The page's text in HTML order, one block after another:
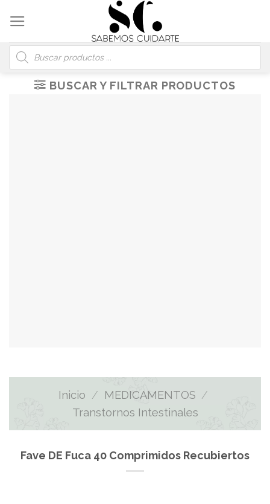
content
Búsqueda
de
productos
BUSCAR Y FILTRAR PRODUCTOS
Inicio / MEDICAMENTOS /
Transtornos Intestinales
Fave DE Fuca 40 Comprimidos Recubiertos